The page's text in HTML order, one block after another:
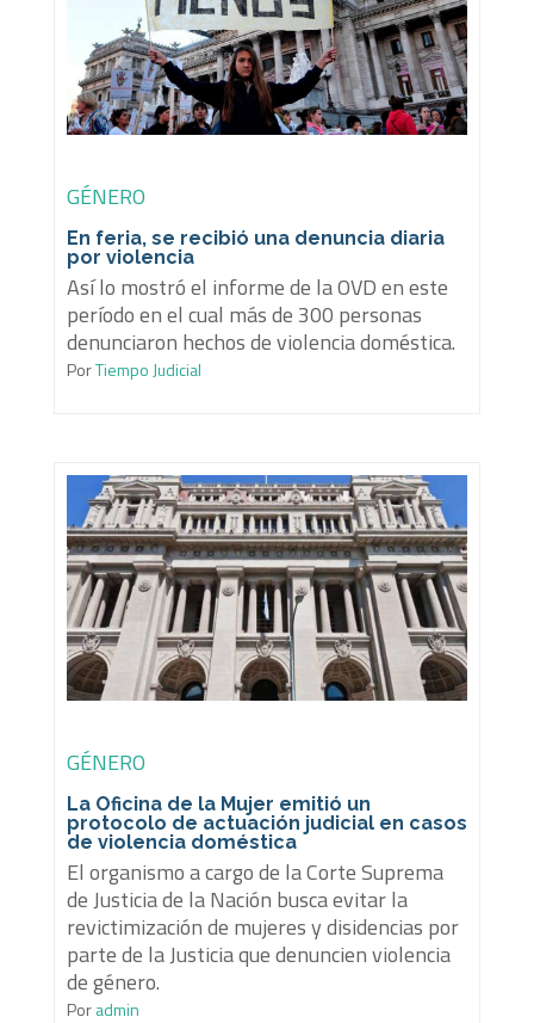
GÉNERO
En feria, se recibió una denuncia diaria
por violencia
Así lo mostró el informe de la OVD en este
período en el cual más de 300 personas
denunciaron hechos de violencia doméstica.
PorTiempo Judicial
GÉNERO
La Oficina de la Mujer emitió un
protocolo de actuación judicial en casos
de violencia doméstica
El organismo a cargo de la Corte Suprema
de Justicia de la Nación busca evitar la
revictimización de mujeres y disidencias por
parte de la Justicia que denuncien violencia
de género.
Poradmin